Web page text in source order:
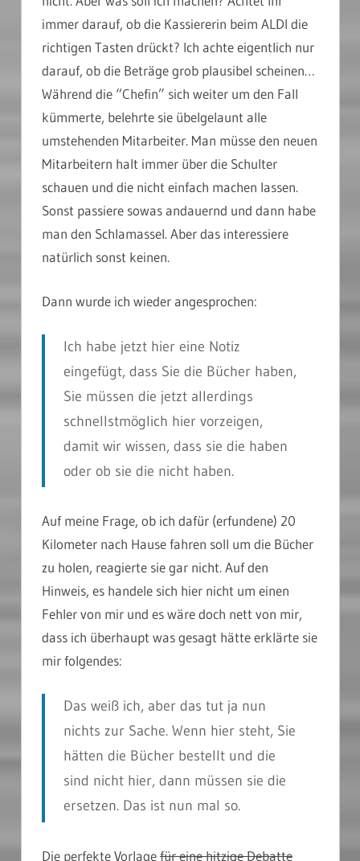
immer darauf, ob die Kassiererin beim ALDI die
richtigen Tasten drückt? Ich achte eigentlich nur
darauf, ob die Beträge grob plausibel scheinen…
Während die “Chefin” sich weiter um den Fall
kümmerte, belehrte sie übelgelaunt alle
umstehenden Mitarbeiter. Man müsse den neuen
Mitarbeitern halt immer über die Schulter
schauen und die nicht einfach machen lassen.
Sonst passiere sowas andauernd und dann habe
man den Schlamassel. Aber das interessiere
natürlich sonst keinen.
Dann wurde ich wieder angesprochen:
Ich habe jetzt hier eine Notiz
eingefügt, dass Sie die Bücher haben,
Sie müssen die jetzt allerdings
schnellstmöglich hier vorzeigen,
damit wir wissen, dass sie die haben
oder ob sie die nicht haben.
Auf meine Frage, ob ich dafür (erfundene) 20
Kilometer nach Hause fahren soll um die Bücher
zu holen, reagierte sie gar nicht. Auf den
Hinweis, es handele sich hier nicht um einen
Fehler von mir und es wäre doch nett von mir,
dass ich überhaupt was gesagt hätte erklärte sie
mir folgendes:
Das weiß ich, aber das tut ja nun
nichts zur Sache. Wenn hier steht, Sie
hätten die Bücher bestellt und die
sind nicht hier, dann müssen sie die
ersetzen. Das ist nun mal so.
Die perfekte Vorlagefür eine hitzige Debatte